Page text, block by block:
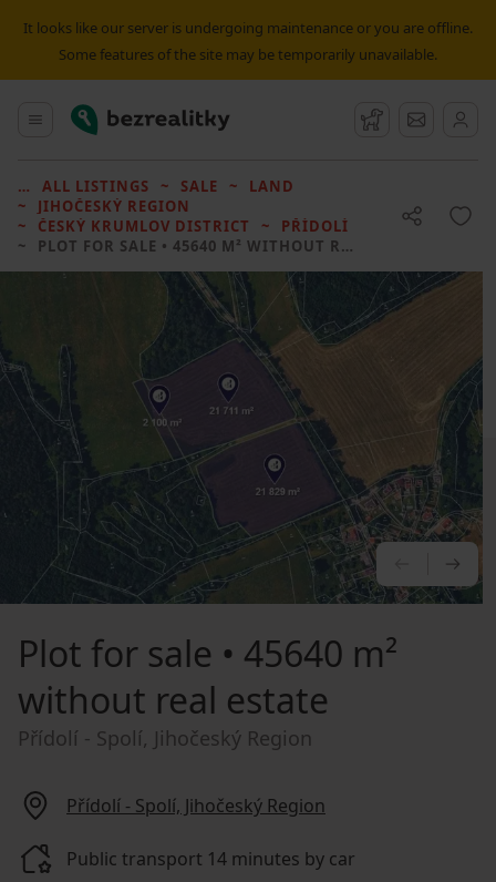
It looks like our server is undergoing maintenance or you are offline.
Some features of the site may be temporarily unavailable.
Main menu
Bezrealitky Watchdog
ALL LISTINGS SALE
LAND
JIHOČESKÝ REGION
ČESKÝ KRUMLOV DISTRICT
PŘÍDOLÍ
PLOT FOR SALE • 45640 M² WITHOUT REAL ESTATE
Plot for sale • 45640 m²
without real estate
Přídolí - Spolí, Jihočeský Region
Přídolí - Spolí, Jihočeský Region
Public transport 14 minutes by car